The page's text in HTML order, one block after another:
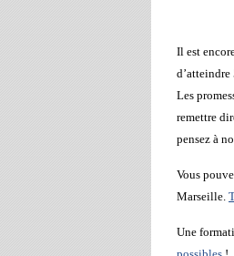
Il est
Les
remettre
pensez à
Vous
Marseille.
Une